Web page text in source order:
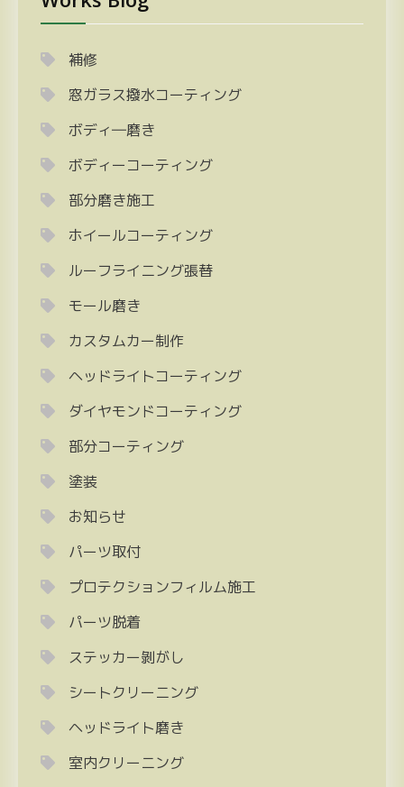
補修
窓ガラス撥水コーティング
ボディ―磨き
ボディーコーティング
部分磨き施工
ホイールコーティング
ルーフライニング張替
モール磨き
カスタムカー制作
ヘッドライトコーティング
ダイヤモンドコーティング
部分コーティング
塗装
お知らせ
パーツ取付
プロテクションフィルム施工
パーツ脱着
ステッカー剝がし
シートクリーニング
ヘッドライト磨き
室内クリーニング